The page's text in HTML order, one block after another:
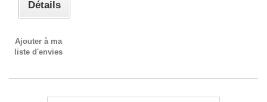
Détails
Ajouter à ma
liste d'envies